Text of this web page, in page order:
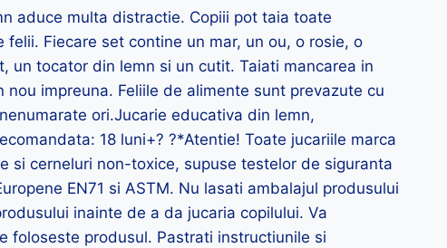
aduce multa distractie. Copiii pot taia toate
Fiecare set contine un mar, un ou, o rosie, o
un tocator din lemn si un cutit. Taiati mancarea in
impreuna. Feliile de alimente sunt prevazute cu
ori.Jucarie educativa din lemn,
18 luni+? ?*Atentie! Toate jucariile marca
si cerneluri non-toxice, supuse testelor de siguranta
EN71 si ASTM. Nu lasati ambalajul produsului
inainte de a da jucaria copilului. Va
foloseste produsul. Pastrati instructiunile si